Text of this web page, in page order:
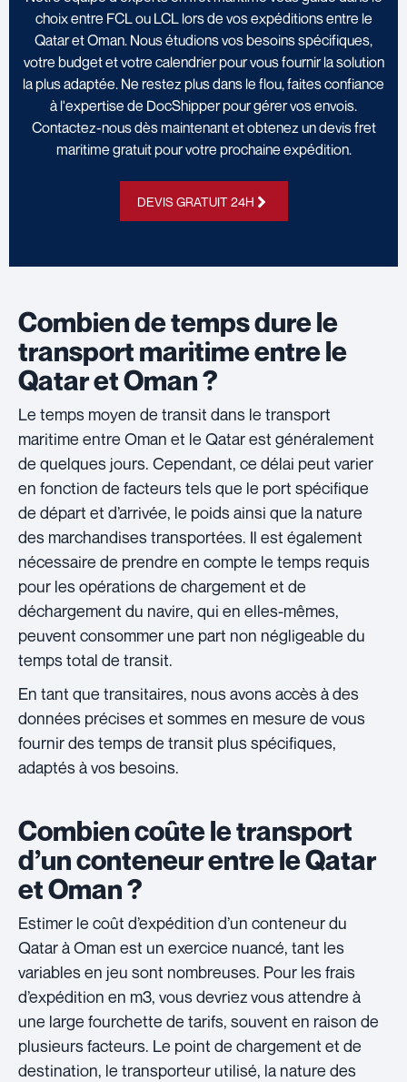
choix entre FCL ou LCL lors de vos expéditions entre le
Qatar et Oman. Nous étudions vos besoins spécifiques,
votre budget et votre calendrier pour vous fournir la solution
la plus adaptée. Ne restez plus dans le flou, faites confiance
à l'expertise de DocShipper pour gérer vos envois.
Contactez-nous dès maintenant et obtenez un devis fret
maritime gratuit pour votre prochaine expédition.
DEVIS GRATUIT 24H
Combien de temps dure le
transport maritime entre le
Qatar et Oman ?
Le temps moyen de transit dans le transport
maritime entre Oman et le Qatar est généralement
de quelques jours. Cependant, ce délai peut varier
en fonction de facteurs tels que le port spécifique
de départ et d’arrivée, le poids ainsi que la nature
des marchandises transportées. Il est également
nécessaire de prendre en compte le temps requis
pour les opérations de chargement et de
déchargement du navire, qui en elles-mêmes,
peuvent consommer une part non négligeable du
temps total de transit.
En tant que transitaires, nous avons accès à des
données précises et sommes en mesure de vous
fournir des temps de transit plus spécifiques,
adaptés à vos besoins.
Combien coûte le transport
d’un conteneur entre le Qatar
et Oman ?
Estimer le coût d’expédition d’un conteneur du
Qatar à Oman est un exercice nuancé, tant les
variables en jeu sont nombreuses. Pour les frais
d’expédition en m3, vous devriez vous attendre à
une large fourchette de tarifs, souvent en raison de
plusieurs facteurs. Le point de chargement et de
destination, le transporteur utilisé, la nature des